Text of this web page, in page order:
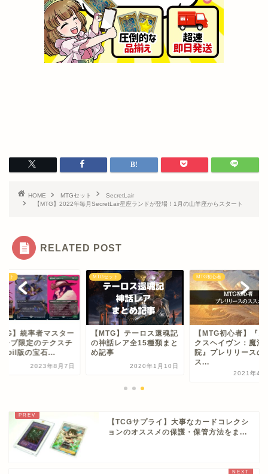
HOME MTGセット
SecretLair
【MTG】2022年毎月SecretLair星座ランドが登場！1月の山羊座からスタート
RELATED POST
ット
】統率者マスター
レブ限定のテクスチ
Foil版の宝石...
2023年8月7日
MTGセット
【MTG】テーロス還魂記
の神話レア全15種類まと
め記事
2020年1月10日
MTG初心者
【MTG初心者】『ス
クスヘイヴン：魔法
院』プレリリースの
ス...
2021年4
【TCGサプライ】大事なカードコレクシ
ョンのオススメの保護・保管方法をま...